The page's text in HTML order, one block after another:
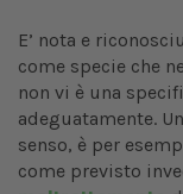
E’ nota e
come specie che
non vi è una
adeguatamente.
senso, è per
come previsto